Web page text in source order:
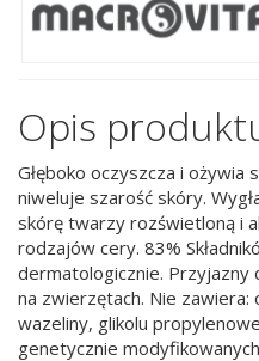
Opis
Głęboko oczyszcza i ożywia
niweluje szarość skóry.
skórę twarzy rozświetloną i
rodzajów cery. 83%
dermatologicznie. Przyjazny
na zwierzętach. Nie
wazeliny, glikolu
genetycznie